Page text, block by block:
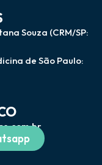
Souza (CRM/SP:
de São Paulo: